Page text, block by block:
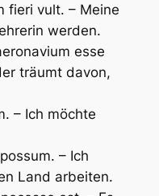
fieri vult. – Meine
werden.
esse
träumt davon,
– Ich möchte
– Ich
Land arbeiten.